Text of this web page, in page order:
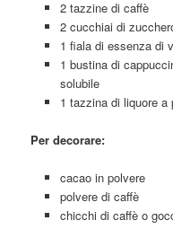
2 tazzine di caffè
2 cucchiai di
1 fiala di essenza di
1 bustina di
solubile
1 tazzina di liquore
Per decorare:
cacao in polvere
polvere di caffè
chicchi di caffè o